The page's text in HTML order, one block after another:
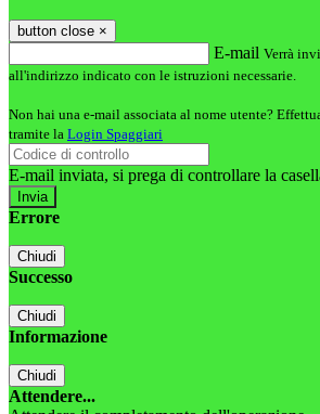
button close ×
E-mail Verrà
all'indirizzo indicato con le istruzioni necessarie.
Non hai una e-mail associata al nome utente?
tramite la Login Spaggiari
E-mail inviata, si prega di controllare la
Errore
Chiudi
Successo
Chiudi
Informazione
Chiudi
Attendere...